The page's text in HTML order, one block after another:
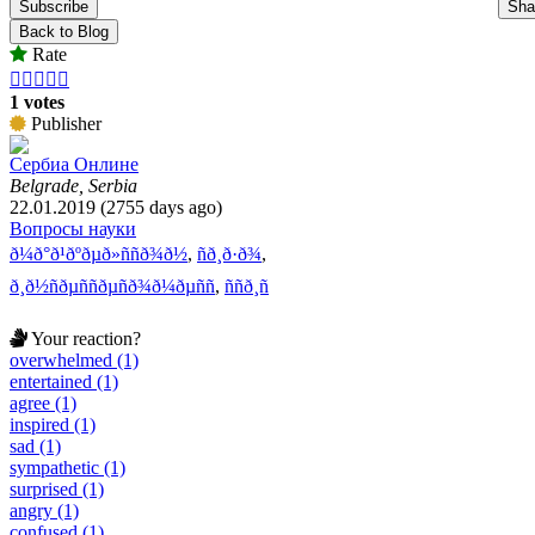
Subscribe
Back to Blog
Rate
    
1 votes
Publisher
Сербиа Онлине
Belgrade, Serbia
22.01.2019 (2755 days ago)
Вопросы науки
ð¼ð°ð¹ðºðµð»ññð¾ð½, ñð¸ð·ð¾,
ð¸ð½ñðµññðµñð¾ð¼ðµññ, ññð¸ñ
Your reaction?
overwhelmed (1)
entertained (1)
agree (1)
inspired (1)
sad (1)
sympathetic (1)
surprised (1)
angry (1)